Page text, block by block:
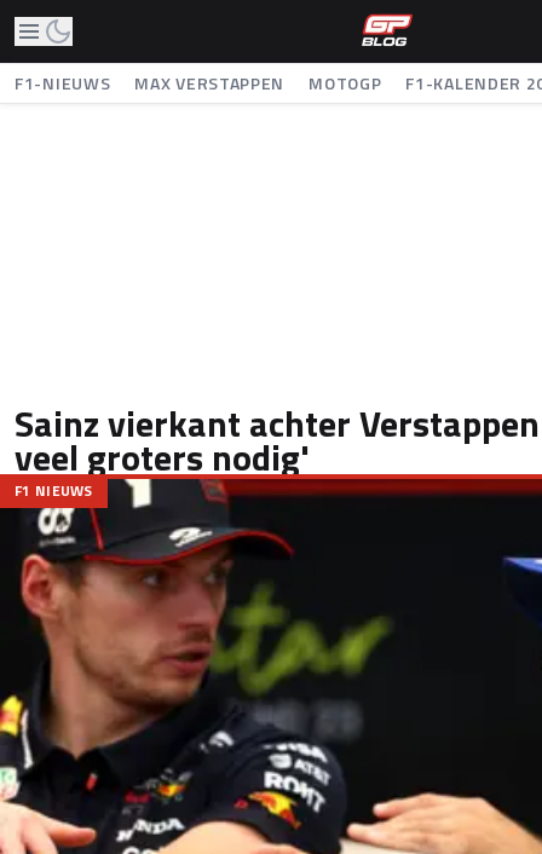
F1-NIEUWS MAX VERSTAPPEN MOTOGP F1-KALENDER
Sainz vierkant achter
veel groters nodig'
F1 NIEUWS